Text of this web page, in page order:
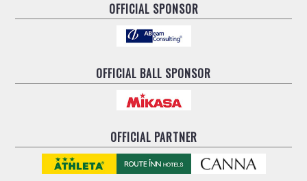
OFFICIAL SPONSOR
OFFICIAL BALL SPONSOR
OFFICIAL PARTNER